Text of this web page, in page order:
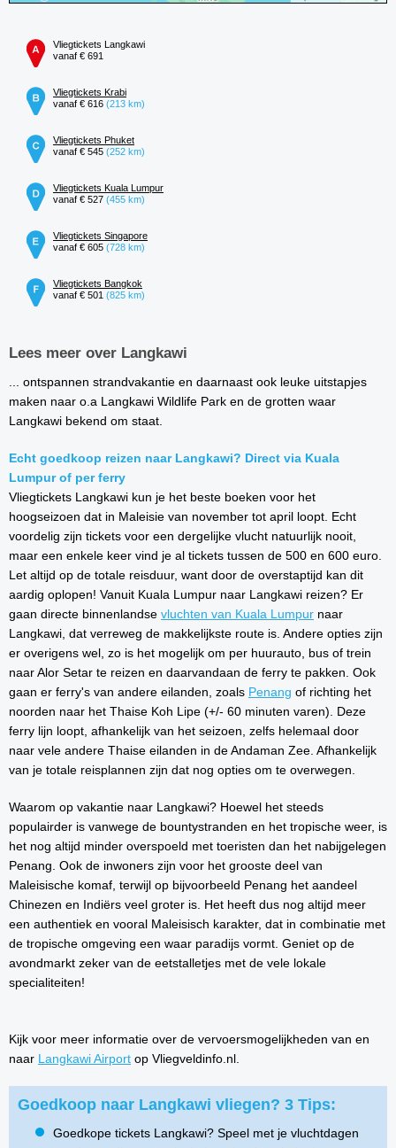
Vliegtickets Langkawi
vanaf € 691
Vliegtickets Krabi
vanaf € 616 (213 km)
Vliegtickets Phuket
vanaf € 545 (252 km)
Vliegtickets Kuala Lumpur
vanaf € 527 (455 km)
Vliegtickets Singapore
vanaf € 605 (728 km)
Vliegtickets Bangkok
vanaf € 501 (825 km)
Lees meer over Langkawi
... ontspannen strandvakantie en daarnaast ook leuke uitstapjes
maken naar o.a Langkawi Wildlife Park en de grotten waar
Langkawi bekend om staat.
Echt goedkoop reizen naar Langkawi? Direct via Kuala
Lumpur of per ferry
Vliegtickets Langkawi kun je het beste boeken voor het
hoogseizoen dat in Maleisie van november tot april loopt. Echt
voordelig zijn tickets voor een dergelijke vlucht natuurlijk nooit,
maar een enkele keer vind je al tickets tussen de 500 en 600 euro.
Let altijd op de totale reisduur, want door de overstaptijd kan dit
aardig oplopen! Vanuit Kuala Lumpur naar Langkawi reizen? Er
gaan directe binnenlandse vluchten van Kuala Lumpur naar
Langkawi, dat verreweg de makkelijkste route is. Andere opties zijn
er overigens wel, zo is het mogelijk om per huurauto, bus of trein
naar Alor Setar te reizen en daarvandaan de ferry te pakken. Ook
gaan er ferry's van andere eilanden, zoals Penang of richting het
noorden naar het Thaise Koh Lipe (+/- 60 minuten varen). Deze
ferry lijn loopt, afhankelijk van het seizoen, zelfs helemaal door
naar vele andere Thaise eilanden in de Andaman Zee. Afhankelijk
van je totale reisplannen zijn dat nog opties om te overwegen.
Waarom op vakantie naar Langkawi? Hoewel het steeds
populairder is vanwege de bountystranden en het tropische weer, is
het nog altijd minder overspoeld met toeristen dan het nabijgelegen
Penang. Ook de inwoners zijn voor het grooste deel van
Maleisische komaf, terwijl op bijvoorbeeld Penang het aandeel
Chinezen en Indiërs veel groter is. Het heeft dus nog altijd meer
een authentiek en vooral Maleisisch karakter, dat in combinatie met
de tropische omgeving een waar paradijs vormt. Geniet op de
avondmarkt zeker van de eetstalletjes met de vele lokale
specialiteiten!
Kijk voor meer informatie over de vervoersmogelijkheden van en
naar Langkawi Airport op Vliegveldinfo.nl.
Goedkoop naar Langkawi vliegen? 3 Tips:
Goedkope tickets Langkawi? Speel met je vluchtdagen